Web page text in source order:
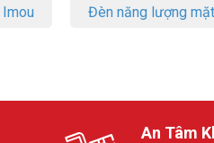
hoàn hảo cho các phòng họp
Đèn năng lượng
An Tâm